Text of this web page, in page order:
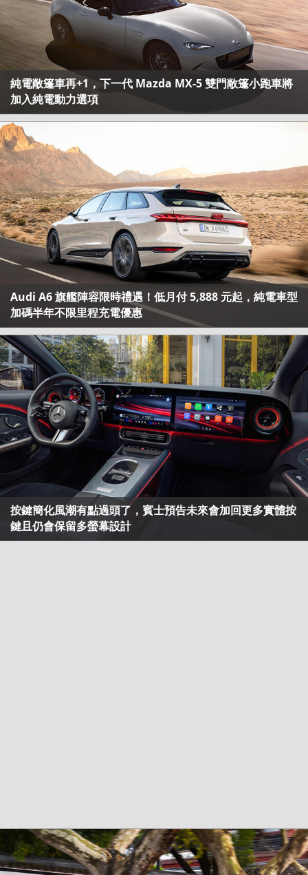
純電敞篷車再+1，下一代 Mazda MX-5 雙門敞篷小跑車將
加入純電動力選項
Audi A6 旗艦陣容限時禮遇！低月付 5,888 元起，純電車型
加碼半年不限里程充電優惠
按鍵簡化風潮有點過頭了，賓士預告未來會加回更多實體按
鍵且仍會保留多螢幕設計